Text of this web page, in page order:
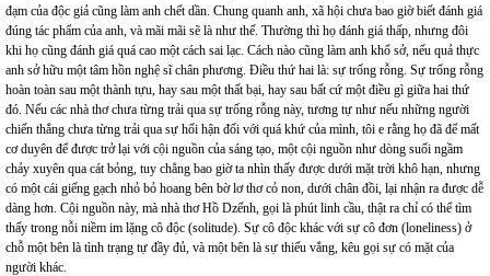
đạm của độc giả cũng làm anh chết dần. Chung quanh anh, xã hội chưa bao giờ biết đánh giá
đúng tác phẩm của anh, và mãi mãi sẽ là như thế. Thường thì họ đánh giá thấp, nhưng đôi
khi họ cũng đánh giá quá cao một cách sai lạc. Cách nào cũng làm anh khổ sở, nếu quả thực
anh sở hữu một tâm hồn nghệ sĩ chân phương. Điều thứ hai là: sự trống rỗng. Sự trống rỗng
hoàn toàn sau một thành tựu, hay sau một thất bại, hay sau bất cứ một điều gì giữa hai thứ
đó. Nếu các nhà thơ chưa từng trải qua sự trống rỗng này, tương tự như nếu những người
chiến thắng chưa từng trải qua sự hối hận đối với quá khứ của mình, tôi e rằng họ đã để mất
cơ duyên để được trở lại với cội nguồn của sáng tạo, một cội nguồn như dòng suối ngầm
chảy xuyên qua cát bỏng, tuy chẳng bao giờ ta nhìn thấy được dưới mặt trời khô hạn, nhưng
có một cái giếng gạch nhỏ bỏ hoang bên bờ lơ thơ cỏ non, dưới chân đồi, lại nhận ra được dễ
dàng hơn. Cội nguồn này, mà nhà thơ Hồ Dzếnh, gọi là phút linh cầu, thật ra chỉ có thể tìm
thấy trong nỗi niềm im lặng cô độc (solitude). Sự cô độc khác với sự cô đơn (loneliness) ở
chỗ một bên là tình trạng tự đầy đủ, và một bên là sự thiếu vắng, kêu gọi sự có mặt của
người khác.